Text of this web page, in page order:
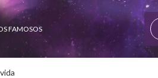
FAMOSOS